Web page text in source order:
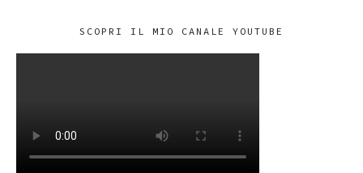
SCOPRI IL MIO CANALE YOUTUBE